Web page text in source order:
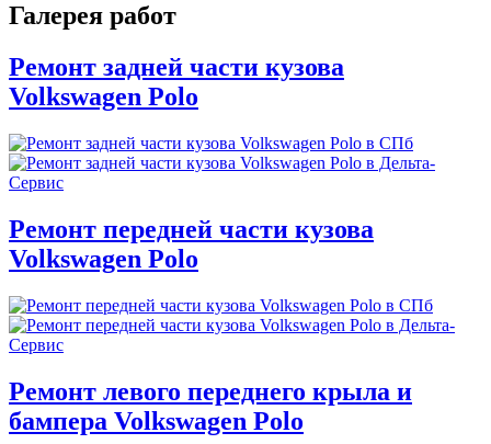
Галерея работ
Ремонт задней части кузова
Volkswagen Polo
Ремонт передней части кузова
Volkswagen Polo
Ремонт левого переднего крыла и
бампера Volkswagen Polo